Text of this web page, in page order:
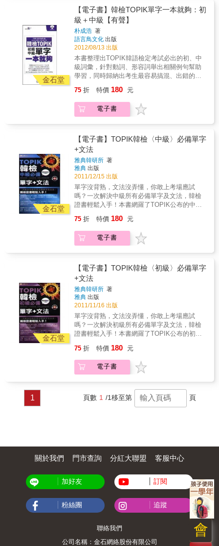
文章時再也不用兩本書翻來翻去了。此外，本
書也提供了不同等級的示範答案，方便同學評
估自己目前寫作上的用詞、表達，對應在考試
中能獲得多少分數。 5.最新TOPIK II命題趨勢
分析 將最近期的TOPIK考題內容徹底分析，帶
你了解韓檢考試的過去與現在出題方向的流
變，以及未來可能發展出的命題傾向。
熟題目的逐題解析 全新改制、沒有考古題可參
考怎麼辦？ 韓檢官方公告「新韓檢出題範
例」，獨家試題範例逐步解析，最完整的解說
及文法要點，通通為讀者詳盡分析出題要點，
完備通熟做題技巧，新制韓制考試一次通過！
特色四：兩大韓語名師－王清棟X李美林攜手破
解新韓檢試題 兩大韓語名師聯手針對新制韓檢
應試技巧，獨家破題分析！ ★王清棟老師，詳
盡破題技巧分析、完備初級韓語必備「單字、
「實戰模擬試卷」，讓短時間準備考試的考生
臨陣磨槍也不慌！ 特色五：隨書附贈「擬真試
卷」及考前衝刺「TOPIK單字小冊」 可撕下的
「擬真試卷」：在家即可進行一次預考，臨場
隨時背，更輕鬆！
問」。通常對話的題型會有兩種出題法，一是
選擇題，二為手寫題！二、「連接句子」：此
題型為選擇題。題目提供兩個相關短句，選項
中共有4個不同的「連接詞」將兩個句子連接，
大家只要把握兩個句子的關係，即可選出使用
正確連接詞的句子。三、「談話填空」：題目
會給一段小短文，並且空下一個片語或一句
話，只要能掌握文章的前後文，在空格填上符
合文意、文章脈絡的內容就絕對不會錯！通常
填空的題型會有兩種出題法，一是選擇題，二
選擇題。4個選項構成一篇小短文，只要在選項
中選出最「不」符合、最「不」屬於這段短文
的句子就OK。五、「廣告對照題」：此題型為
項，選項內容只是把DM或傳單換句話說，只要
從中選出「不」符合DM、傳單內容的選項即
可！六、「看圖填空」：題目為在一張情境圖
片中附上一個挖了洞的句子，只需要根據圖片
情境，填入適當的內容完成句子即可。七、
「寫作文」：寫作題佔分最高，為最重要的一
個大題。作文題目通常會提示3個問題，只要把
這3個問題的答案寫入作文裡，再搭配水晶老師
題三大步驟和六大寫作規則。只要7天，韓檢寫
你輕鬆突破韓檢寫作障礙！碰到「完成對話」
就腦袋一片空白，完全不知道該填什麼答案？
水晶老師獨家將韓檢寫作歸納成七大題型，毎
種題型都配有考古題詳細解析，讓考生寫作能
力輕鬆大躍進！1天只需花1個小時準備，7天
後，高分攻克初級韓檢！特色2：關鍵答題三步
驟，精準掌握破題技巧！韓檢寫作除了作文
外，還有選擇題與填空題。水晶老師說：掌握
「停」、「看」、「提」三步驟，就可以輕鬆
搶分囉！「停」：停下來判斷問句屬性，是
Yes/No問句？或是問人、問事物、問時、問
地、問方法？「看」：看清楚問題內文問的是
肯定或否定的答案？或是問具體內容？
「提」：提出標準答案，輕鬆拿分！特色3：6
大規則弄清作文格式！如果因為規則沒有弄清
楚被扣分，那就太冤枉囉！要了解作文題怎麼
段、引用句子、數字、英文、標點符號該怎麼
寫，讓水晶老師提醒你如何避開作文扣分地雷
區。考前一周，一次搞懂作文練習題的規則，
供完整範文，傳授寫作學習途徑。不必死背句
向高分的關鍵之路！
金石堂
【電子書】韓檢TOPIK單字一本就夠：初
級＋中級【有聲】
朴成浩 著
語言鳥文化 出版
2012/08/13 出版
本書整理出TOPIK韓語檢定考試必出的初、中
級詞彙，針對動詞、形容詞舉出相關例句幫助
學習，同時歸納出考生最容易搞混、出錯的動
輕輕鬆鬆取得韓語初、中級證照！TOPIK韓語
初、中級檢定，背這些單字就搞定！！具備英
語或日語能力的你，另外學習第二或第三外語
流都日趨頻繁，因此韓語的重要性也跟著與日
俱增。不論你是想增加第二、三外語的能力，
還是從事韓語相關工作，甚至是到韓國觀光、
留學，TOPIK韓語檢定考試絕對是你一定要通
過的考試之一。有了這本《韓檢TOPIK單字一
本就夠(初級+中級)》，你靠自學也能輕鬆通過
韓語檢定！
75 折 特價 180 元
電子書
金石堂
【電子書】TOPIK韓檢〈中級〉必備單字
+文法
雅典韓研所 著
雅典 出版
2011/12/15 出版
單字沒背熟，文法沒弄懂，你敢上考場應試
嗎？一次解決中級所有必備單字及文法，韓檢
證書輕鬆入手！本書網羅了TOPIK公布的中級
文法。除了掌握必考單字與文法，還有簡單例
句幫助學習，再配合朗讀MP3加強聽力，讓您
一次搞定韓檢中級單字及文法。
75 折 特價 180 元
電子書
金石堂
【電子書】TOPIK韓檢〈初級〉必備單字
+文法
雅典韓研所 著
雅典 出版
2011/11/16 出版
單字沒背熟，文法沒弄懂，你敢上考場應試
嗎？一次解決初級所有必備單字及文法，韓檢
證書輕鬆入手！本書網羅了TOPIK公布的初級
文法。除了掌握必考單字與文法，還有簡單例
句幫助學習，再配合朗讀MP3加強聽力，讓您
一次搞定韓檢初級單字及文法。
75 折 特價 180 元
電子書
1 頁數 1 /1移至第 頁
會
關於我們 門市查詢 分紅大聯盟 客服中心
加好友 訂閱
粉絲團 追蹤
聯絡我們
公司名稱：金石網絡股份有限公司